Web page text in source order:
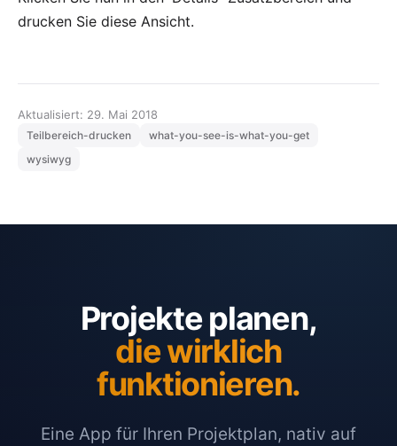
drucken Sie diese Ansicht.
Aktualisiert: 29. Mai 2018
Teilbereich-drucken
what-you-see-is-what-you-get
wysiwyg
Projekte planen,
die wirklich
funktionieren.
Eine App für Ihren Projektplan, nativ auf